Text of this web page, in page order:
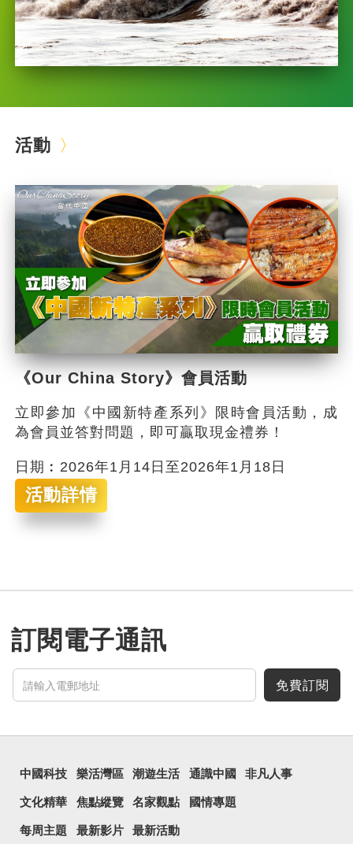
活動
《Our China Story》會員活動
立即參加《中國新特產系列》限時會員活動，成
為會員並答對問題，即可贏取現金禮券！
日期︰2026年1月14日至2026年1月18日
活動詳情
訂閱電子通訊
免費訂閱
中國科技 樂活灣區 潮遊生活 通識中國 非凡人事
文化精華 焦點縱覽 名家觀點 國情專題
每周主題 最新影片 最新活動